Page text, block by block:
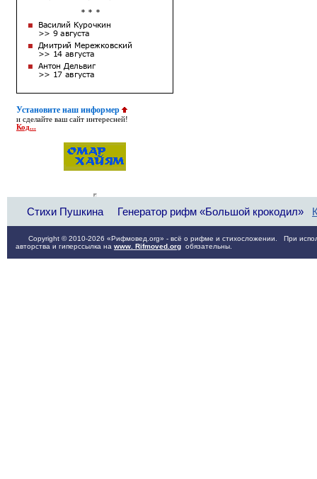
Установите наш информер
и сделайте ваш сайт интересней!
Код...
Стихи Пушкина Генератор рифм «Большой крокодил»
Copyright © 2010-2026 «Рифмовед.org» - всё о рифме и стихосложении. При
авторства и гиперссылка на www. Rifmoved.org обязательны.